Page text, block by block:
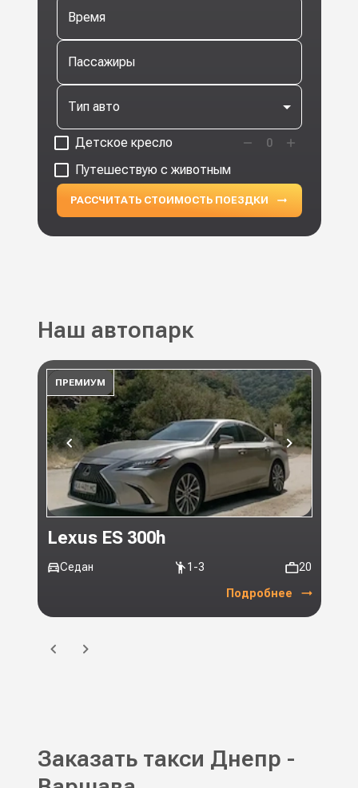
Время
Пассажиры
Тип авто
Детское кресло 0
Путешествую с животным
РАССЧИТАТЬ СТОИМОСТЬ ПОЕЗДКИ
Наш автопарк
ПРЕМИУМ
Lexus ES 300h
Седан 1-3 20
Подробнее
Заказать такси Днепр -